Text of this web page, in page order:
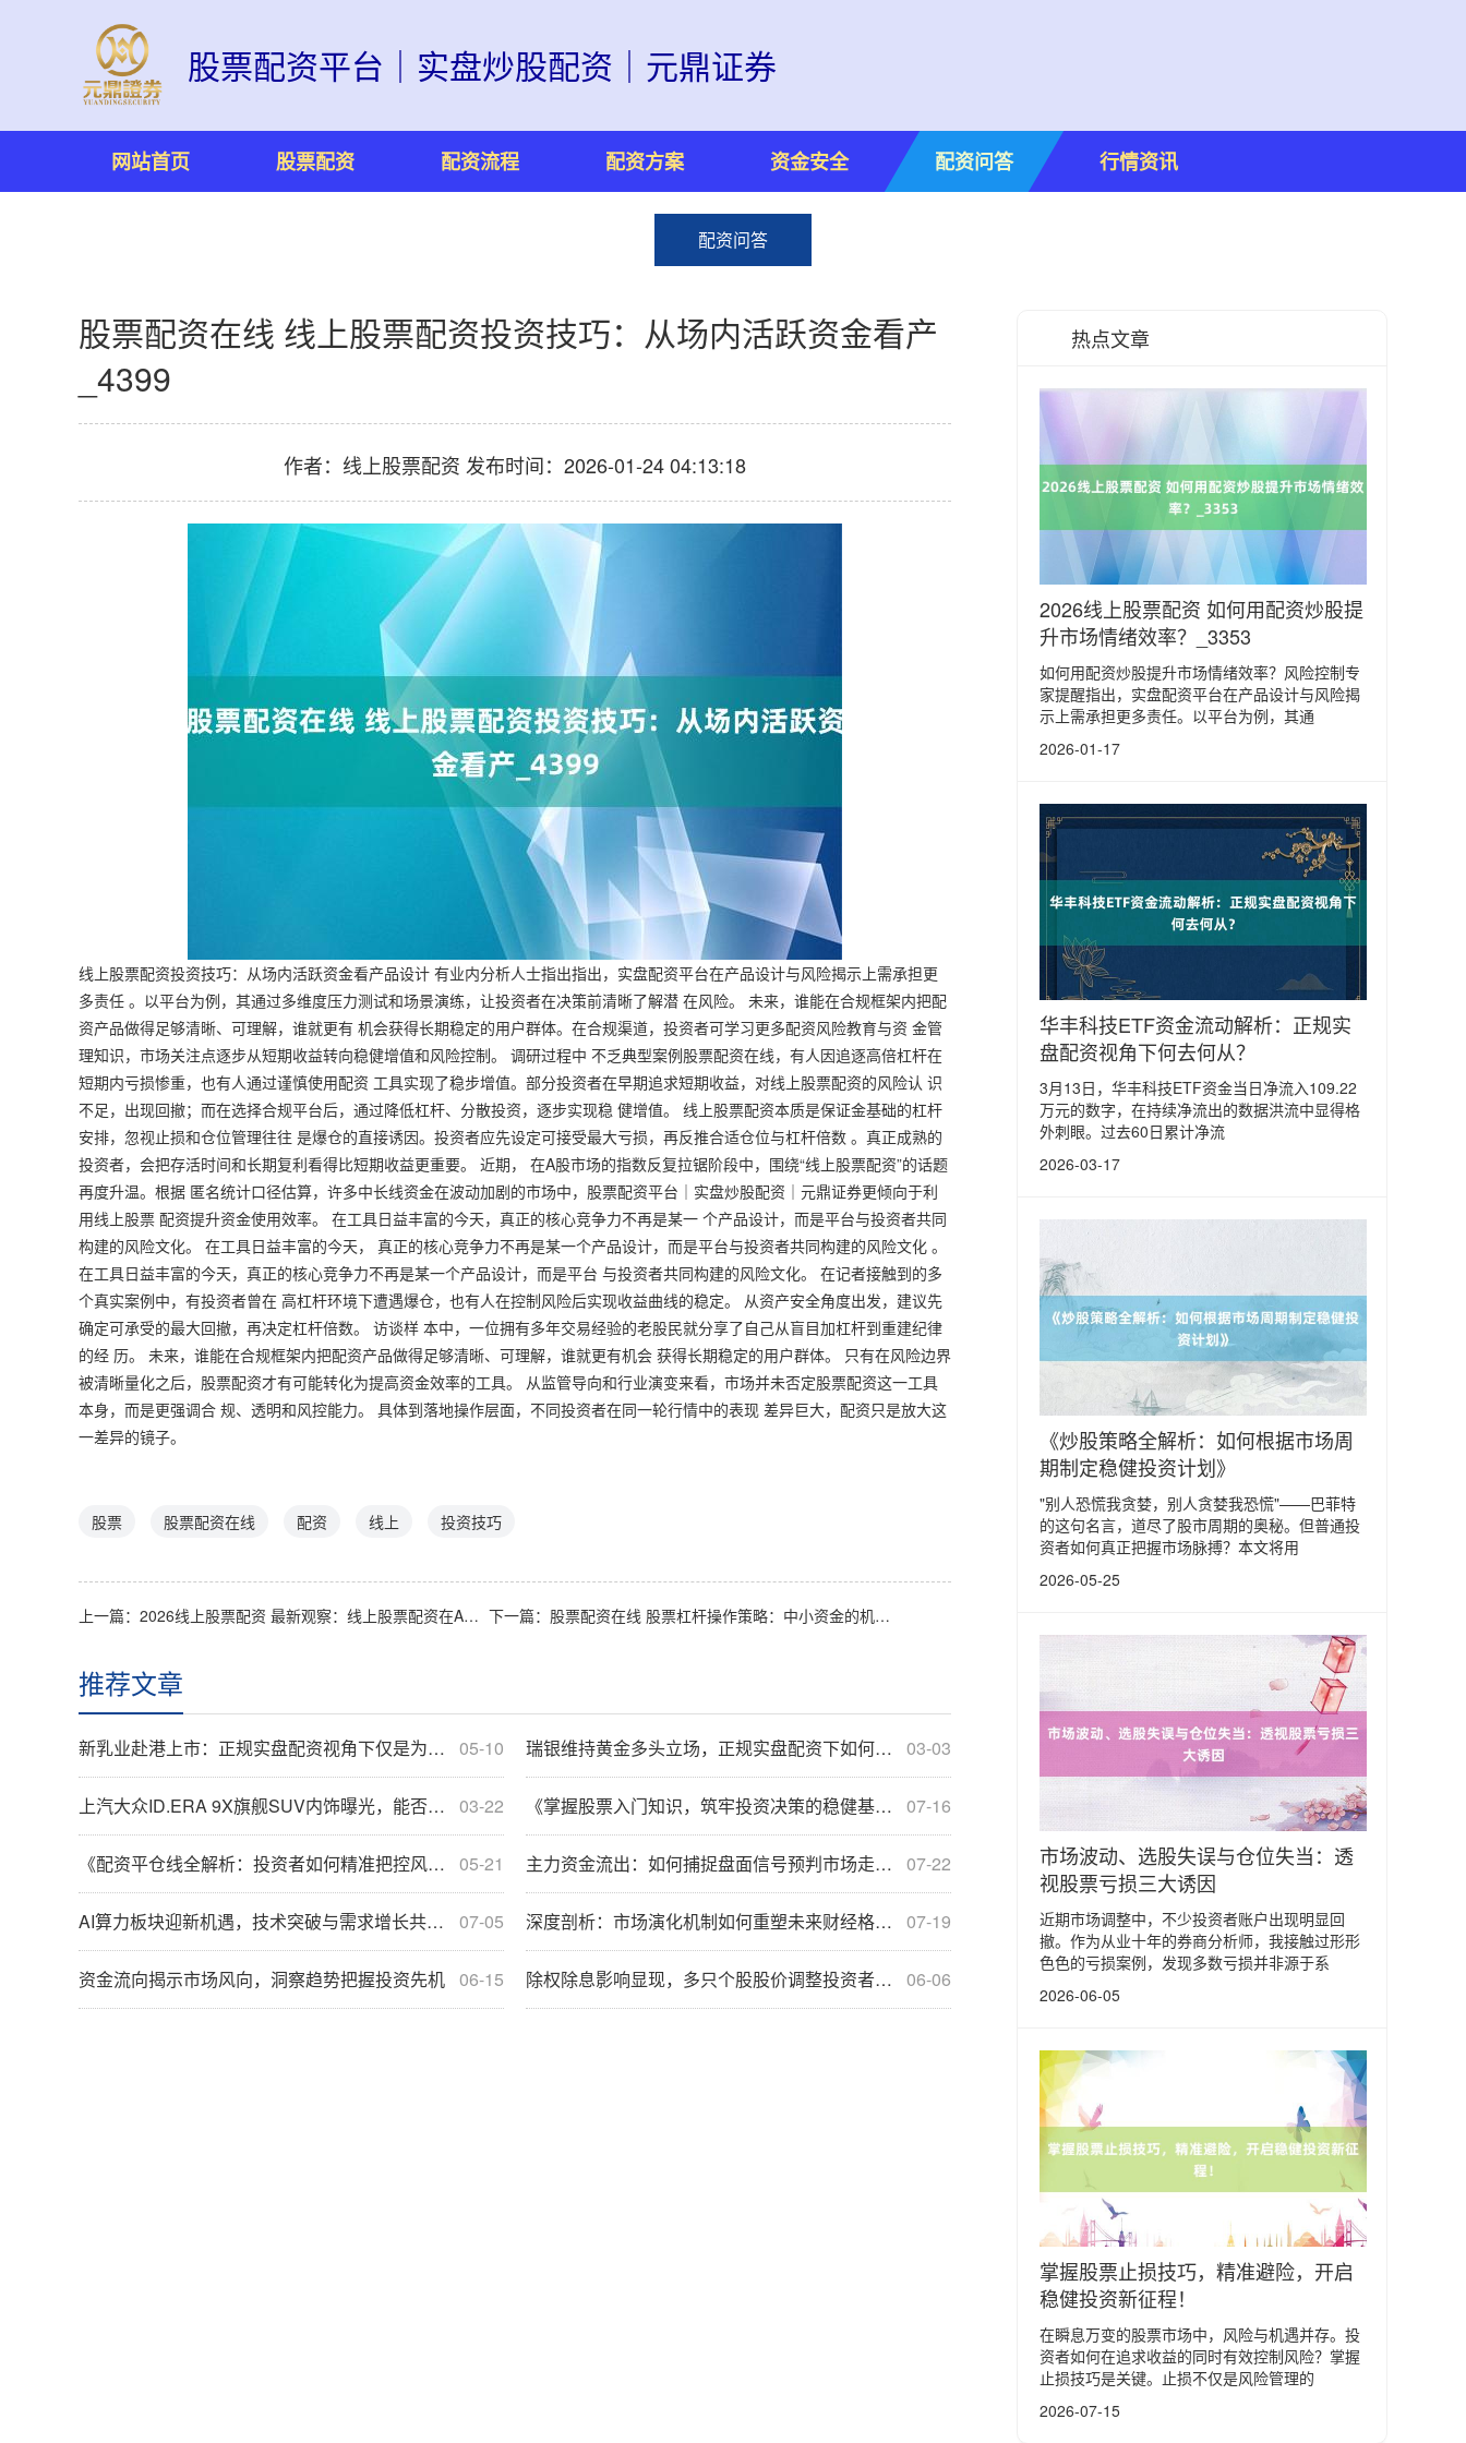
股票配资平台｜实盘炒股配资｜元鼎证券
网站首页 股票配资 配资流程 配资方案 资金安全 配资问答 行情资讯
配资问答
股票配资在线 线上股票配资投资技巧：从场内活跃资金看产
_4399
作者：线上股票配资 发布时间：2026-01-24 04:13:18
线上股票配资投资技巧：从场内活跃资金看产品设计 有业内分析人士指出指出，实盘配资平台在产品设计与风险揭示上需承担更
多责任 。以平台为例，其通过多维度压力测试和场景演练，让投资者在决策前清晰了解潜 在风险。 未来，谁能在合规框架内把配
资产品做得足够清晰、可理解，谁就更有 机会获得长期稳定的用户群体。在合规渠道，投资者可学习更多配资风险教育与资 金管
理知识，市场关注点逐步从短期收益转向稳健增值和风险控制。 调研过程中 不乏典型案例股票配资在线，有人因追逐高倍杠杆在
短期内亏损惨重，也有人通过谨慎使用配资 工具实现了稳步增值。部分投资者在早期追求短期收益，对线上股票配资的风险认 识
不足，出现回撤；而在选择合规平台后，通过降低杠杆、分散投资，逐步实现稳 健增值。 线上股票配资本质是保证金基础的杠杆
安排，忽视止损和仓位管理往往 是爆仓的直接诱因。投资者应先设定可接受最大亏损，再反推合适仓位与杠杆倍数 。真正成熟的
投资者，会把存活时间和长期复利看得比短期收益更重要。 近期， 在A股市场的指数反复拉锯阶段中，围绕“线上股票配资”的话题
再度升温。根据 匿名统计口径估算，许多中长线资金在波动加剧的市场中， 股票配资平台｜实盘炒股配资｜元鼎证券更倾向于利
用线上股票 配资提升资金使用效率。 在工具日益丰富的今天，真正的核心竞争力不再是某一 个产品设计，而是平台与投资者共同
构建的风险文化。 在工具日益丰富的今天， 真正的核心竞争力不再是某一个产品设计，而是平台与投资者共同构建的风险文化 。
在工具日益丰富的今天，真正的核心竞争力不再是某一个产品设计，而是平台 与投资者共同构建的风险文化。 在记者接触到的多
个真实案例中，有投资者曾在 高杠杆环境下遭遇爆仓，也有人在控制风险后实现收益曲线的稳定。 从资产安全角度出发，建议先
确定可承受的最大回撤，再决定杠杆倍数。 访谈样 本中，一位拥有多年交易经验的老股民就分享了自己从盲目加杠杆到重建纪律
的经 历。 未来，谁能在合规框架内把配资产品做得足够清晰、可理解，谁就更有机会 获得长期稳定的用户群体。 只有在风险边界
被清晰量化之后，股票配资才有可能转化为提高资金效率的工具。 从监管导向和行业演变来看，市场并未否定股票配资这一工具
本身，而是更强调合 规、透明和风控能力。 具体到落地操作层面，不同投资者在同一轮行情中的表现 差异巨大，配资只是放大这
一差异的镜子。
股票 股票配资在线 配资 线上 投资技巧
上一篇： 2026线上股票配资 最新观察：线上股票配资在A股市场的应用与_8369 下一篇： 股票配资在线 股票杠杆操作策略：中小资金的机会与挑战_6732
推荐文章
05-10
新乳业赴港上市：正规实盘配资视角下仅是为国际化？ 03-03
瑞银维持黄金多头立场，正规实盘配资下如何理性看待？
03-22
上汽大众ID.ERA 9X旗舰SUV内饰曝光，能否成正规实盘配资般稳健选择？ 07-16
《掌握股票入门知识，筑牢投资决策的稳健基石》
05-21
《配资平仓线全解析：投资者如何精准把控风险红线？》 07-22
主力资金流出：如何捕捉盘面信号预判市场走向？
07-05
AI算力板块迎新机遇，技术突破与需求增长共促发展 07-19
深度剖析：市场演化机制如何重塑未来财经格局与走向
06-15
资金流向揭示市场风向，洞察趋势把握投资先机 06-06
除权除息影响显现，多只个股股价调整投资者需留意！
热点文章
2026线上股票配资 如何用配资炒股提
升市场情绪效率？_3353
如何用配资炒股提升市场情绪效率？风险控制专
家提醒指出，实盘配资平台在产品设计与风险揭
示上需承担更多责任。以平台为例，其通
2026-01-17
华丰科技ETF资金流动解析：正规实
盘配资视角下何去何从？
3月13日，华丰科技ETF资金当日净流入109.22
万元的数字，在持续净流出的数据洪流中显得格
外刺眼。过去60日累计净流
2026-03-17
《炒股策略全解析：如何根据市场周
期制定稳健投资计划》
"别人恐慌我贪婪，别人贪婪我恐慌"——巴菲特
的这句名言，道尽了股市周期的奥秘。但普通投
资者如何真正把握市场脉搏？本文将用
2026-05-25
市场波动、选股失误与仓位失当：透
视股票亏损三大诱因
近期市场调整中，不少投资者账户出现明显回
撤。作为从业十年的券商分析师，我接触过形形
色色的亏损案例，发现多数亏损并非源于系
2026-06-05
掌握股票止损技巧，精准避险，开启
稳健投资新征程！
在瞬息万变的股票市场中，风险与机遇并存。投
资者如何在追求收益的同时有效控制风险？掌握
止损技巧是关键。止损不仅是风险管理的
2026-07-15